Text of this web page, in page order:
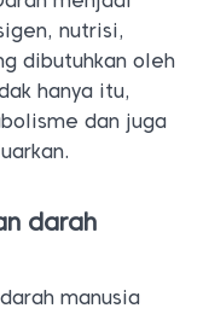
nutrisi,
dibutuhkan oleh
hanya itu,
dan juga
darah
manusia